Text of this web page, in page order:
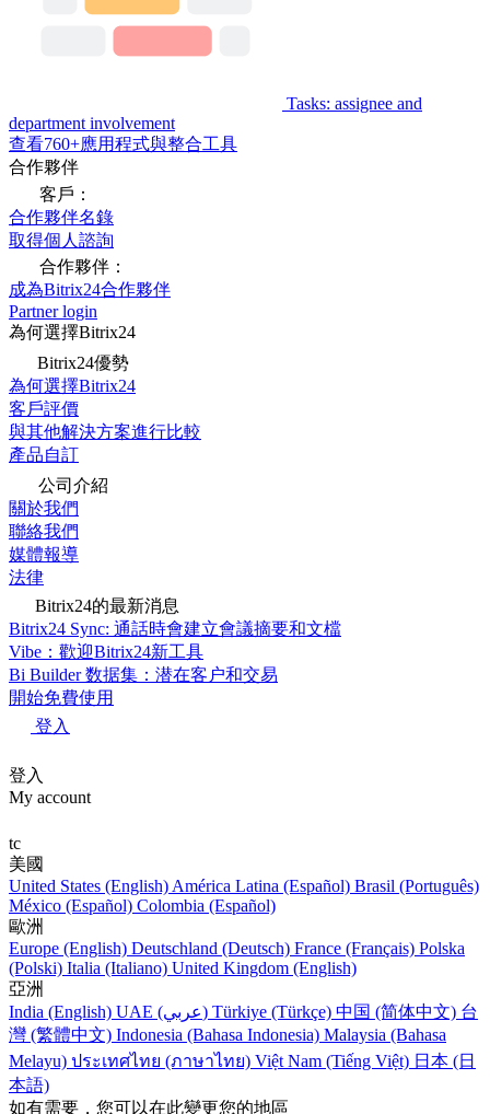
Tasks: assignee and
department involvement
查看760+應用程式與整合工具
合作夥伴
客戶：
合作夥伴名錄
取得個人諮詢
合作夥伴：
成為Bitrix24合作夥伴
Partner login
為何選擇Bitrix24
Bitrix24優勢
為何選擇Bitrix24
客戶評價
與其他解決方案進行比較
產品自訂
公司介紹
關於我們
聯絡我們
媒體報導
法律
Bitrix24的最新消息
Bitrix24 Sync: 通話時會建立會議摘要和文檔
Vibe：歡迎Bitrix24新工具
Bi Builder 数据集：潜在客户和交易
開始免費使用
登入
登入
My account
tc
美國
United States (English) América Latina (Español) Brasil (Português)
México (Español) Colombia (Español)
歐洲
Europe (English) Deutschland (Deutsch) France (Français) Polska
(Polski) Italia (Italiano) United Kingdom (English)
亞洲
India (English)
UAE (عربي) Türkiye (Türkçe) 中国 (简体中文) 台
灣 (繁體中文) Indonesia (Bahasa Indonesia) Malaysia (Bahasa
Melayu) ประเทศไทย (ภาษาไทย) Việt Nam (Tiếng Việt) 日本 (日
本語)
如有需要，您可以在此變更您的地區